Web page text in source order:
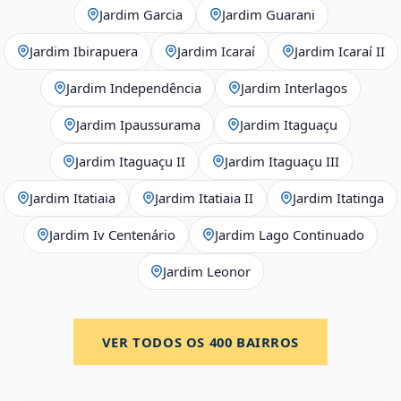
Jardim Garcia Jardim Guarani
Jardim Ibirapuera Jardim Icaraí Jardim Icaraí II
Jardim Independência Jardim Interlagos
Jardim Ipaussurama Jardim Itaguaçu
Jardim Itaguaçu II Jardim Itaguaçu III
Jardim Itatiaia Jardim Itatiaia II Jardim Itatinga
Jardim Iv Centenário Jardim Lago Continuado
Jardim Leonor
VER TODOS OS 400 BAIRROS